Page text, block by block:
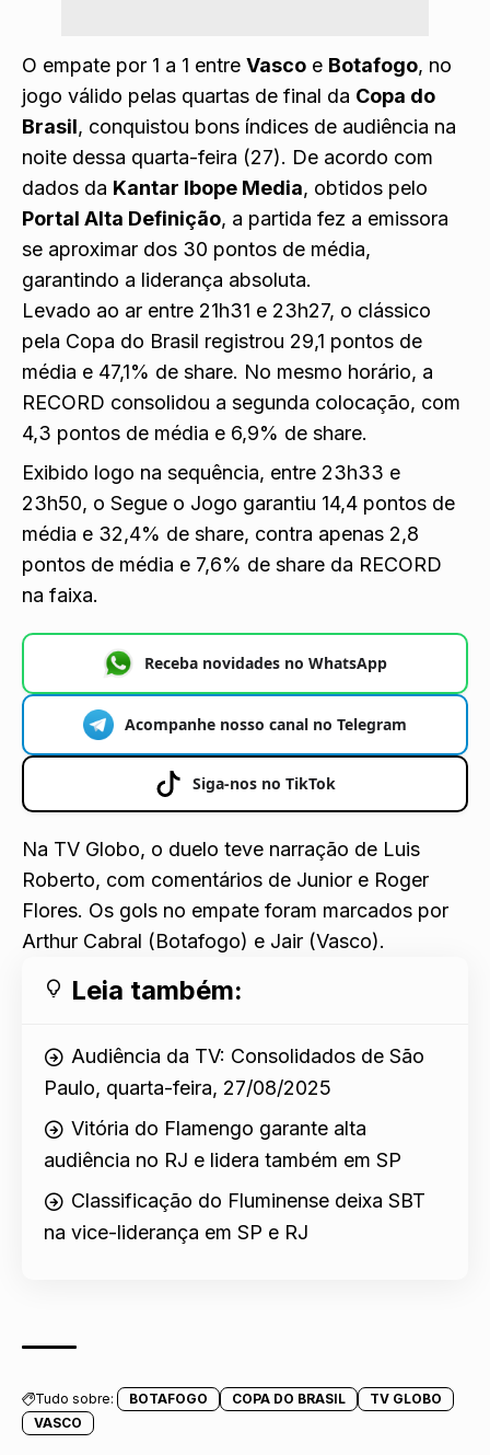
O empate por 1 a 1 entre Vasco e Botafogo, no
jogo válido pelas quartas de final da Copa do
Brasil, conquistou bons índices de audiência na
noite dessa quarta-feira (27). De acordo com
dados da Kantar Ibope Media, obtidos pelo
Portal Alta Definição, a partida fez a emissora
se aproximar dos 30 pontos de média,
garantindo a liderança absoluta.
Levado ao ar entre 21h31 e 23h27, o clássico
pela Copa do Brasil registrou 29,1 pontos de
média e 47,1% de share. No mesmo horário, a
RECORD consolidou a segunda colocação, com
4,3 pontos de média e 6,9% de share.
Exibido logo na sequência, entre 23h33 e
23h50, o Segue o Jogo garantiu 14,4 pontos de
média e 32,4% de share, contra apenas 2,8
pontos de média e 7,6% de share da RECORD
na faixa.
Receba novidades no WhatsApp
Acompanhe nosso canal no Telegram
Siga-nos no TikTok
Na TV Globo, o duelo teve narração de Luis
Roberto, com comentários de Junior e Roger
Flores. Os gols no empate foram marcados por
Arthur Cabral (Botafogo) e Jair (Vasco).
Leia também:
Audiência da TV: Consolidados de São
Paulo, quarta-feira, 27/08/2025
Vitória do Flamengo garante alta
audiência no RJ e lidera também em SP
Classificação do Fluminense deixa SBT
na vice-liderança em SP e RJ
Tudo sobre: BOTAFOGO COPA DO BRASIL
TV GLOBO
VASCO